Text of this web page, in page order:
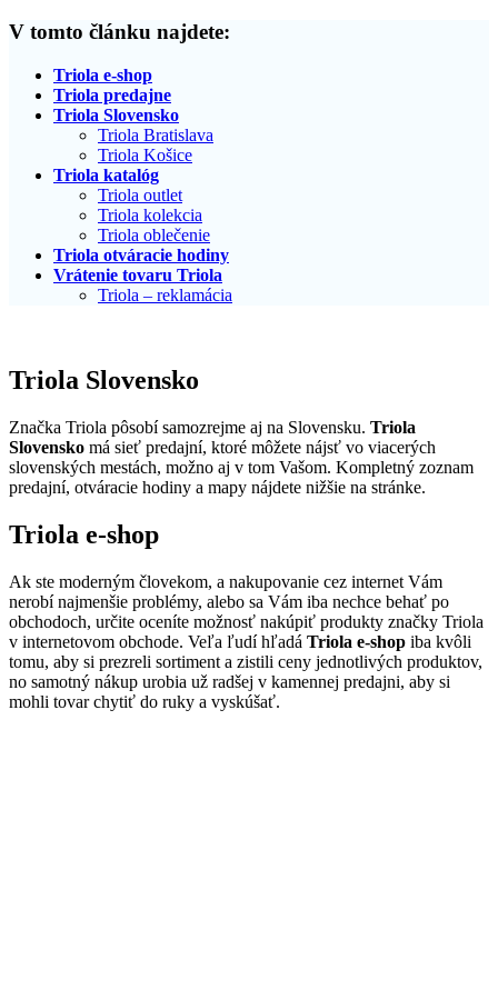
V tomto článku najdete:
Triola e-shop
Triola predajne
Triola Slovensko
Triola Bratislava
Triola Košice
Triola katalóg
Triola outlet
Triola kolekcia
Triola oblečenie
Triola otváracie hodiny
Vrátenie tovaru Triola
Triola – reklamácia
Triola Slovensko
Značka Triola pôsobí samozrejme aj na Slovensku. Triola
Slovensko má sieť predajní, ktoré môžete nájsť vo viacerých
slovenských mestách, možno aj v tom Vašom. Kompletný zoznam
predajní, otváracie hodiny a mapy nájdete nižšie na stránke.
Triola e-shop
Ak ste moderným človekom, a nakupovanie cez internet Vám
nerobí najmenšie problémy, alebo sa Vám iba nechce behať po
obchodoch, určite oceníte možnosť nakúpiť produkty značky Triola
v internetovom obchode. Veľa ľudí hľadá Triola e-shop iba kvôli
tomu, aby si prezreli sortiment a zistili ceny jednotlivých produktov,
no samotný nákup urobia už radšej v kamennej predajni, aby si
mohli tovar chytiť do ruky a vyskúšať.